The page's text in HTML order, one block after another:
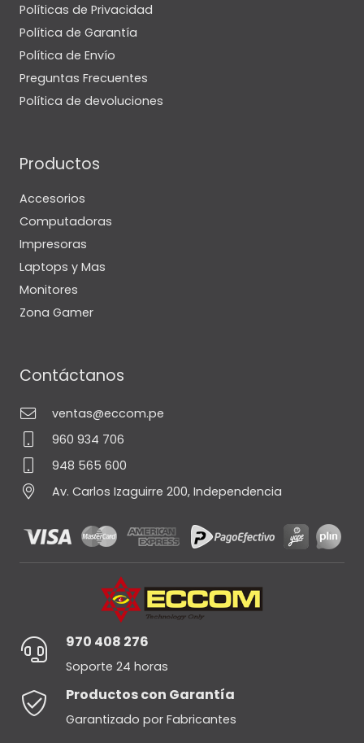
Políticas de Privacidad
Política de Garantía
Política de Envío
Preguntas Frecuentes
Política de devoluciones
Productos
Accesorios
Computadoras
Impresoras
Laptops y Mas
Monitores
Zona Gamer
Contáctanos
ventas@eccom.pe
960 934 706
948 565 600
Av. Carlos Izaguirre 200, Independencia
970 408 276
Soporte 24 horas
Productos con Garantía
Garantizado por Fabricantes